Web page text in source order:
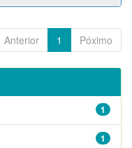
Anterior 1 Póximo
1
1